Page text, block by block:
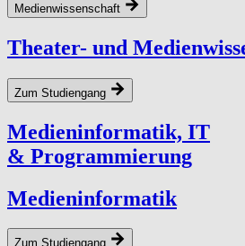
Medienwissenschaft
Theater- und
Zum Studiengang
Medi­en­in­for­matik, IT
& Programmierung
Medieninformatik
Zum Studiengang